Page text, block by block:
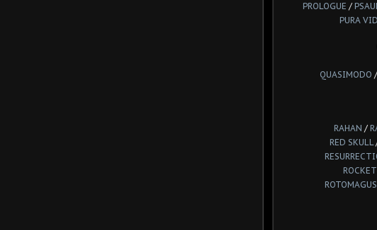
PROLOGUE /
PURA
QUASIMODO /
RAHAN /
RED SKULL
ROTOMAGUS